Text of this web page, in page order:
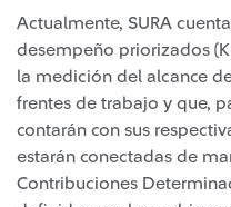
Actualmente, SURA
desempeño priorizados
la medición del alcance
frentes de trabajo y que,
contarán con sus
estarán conectadas de
Contribuciones